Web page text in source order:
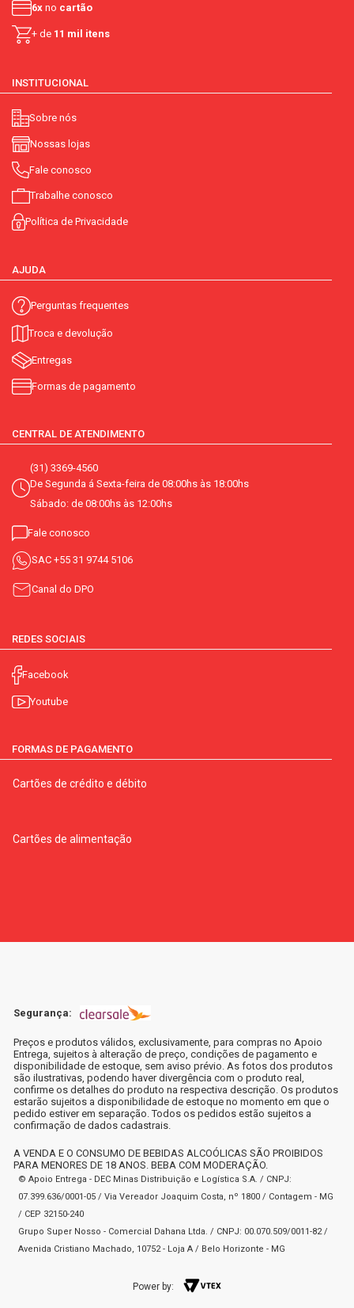
6x no cartão
+ de 11 mil itens
INSTITUCIONAL
Sobre nós
Nossas lojas
Fale conosco
Trabalhe conosco
Política de Privacidade
AJUDA
Perguntas frequentes
Troca e devolução
Entregas
Formas de pagamento
CENTRAL DE ATENDIMENTO
(31) 3369-4560
De Segunda á Sexta-feira de 08:00hs às 18:00hs
Sábado: de 08:00hs às 12:00hs
Fale conosco
SAC +55 31 9744 5106
Canal do DPO
REDES SOCIAIS
Facebook
Youtube
FORMAS DE PAGAMENTO
Cartões de crédito e débito
Cartões de alimentação
Segurança:
Preços e produtos válidos, exclusivamente, para compras no Apoio
Entrega, sujeitos à alteração de preço, condições de pagamento e
disponibilidade de estoque, sem aviso prévio. As fotos dos produtos
são ilustrativas, podendo haver divergência com o produto real,
confirme os detalhes do produto na respectiva descrição. Os produtos
estarão sujeitos a disponibilidade de estoque no momento em que o
pedido estiver em separação. Todos os pedidos estão sujeitos a
confirmação de dados cadastrais.
A VENDA E O CONSUMO DE BEBIDAS ALCOÓLICAS SÃO PROIBIDOS
PARA MENORES DE 18 ANOS. BEBA COM MODERAÇÃO.
© Apoio Entrega - DEC Minas Distribuição e Logística S.A. / CNPJ:
07.399.636/0001-05 / Via Vereador Joaquim Costa, nº 1800 / Contagem - MG
/ CEP 32150-240
Grupo Super Nosso - Comercial Dahana Ltda. / CNPJ: 00.070.509/0011-82 /
Avenida Cristiano Machado, 10752 - Loja A / Belo Horizonte - MG
Power by: